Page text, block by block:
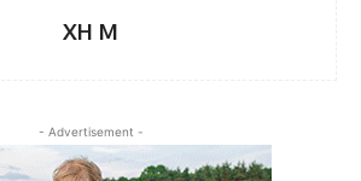
XH M
- Advertisement -